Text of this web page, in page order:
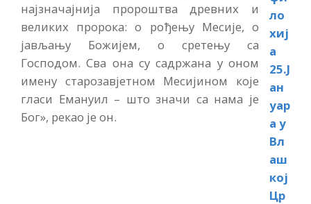
најзначајнија пророштва древних и
великих пророка: о рођењу Месије, о
јављању Божијем, о сретењу са
Господом. Сва она су садржана у оном
имену старозавјетном Месијином које
гласи Емануил – што значи са нама је
Бог», рекао је он.